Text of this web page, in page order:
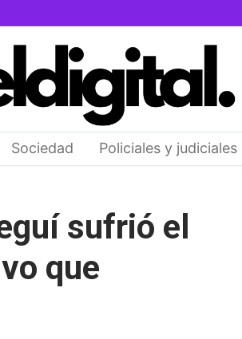
Sociedad Policiales y judiciales
sufrió el
que